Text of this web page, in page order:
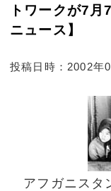
トワークが7
ニュース】
投稿日時：2002年
アフガニスタ